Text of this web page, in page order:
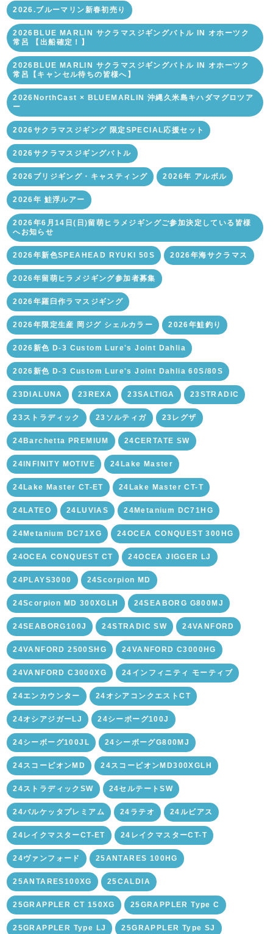
2026.ブルーマリン新春初売り
2026BLUE MARLIN サクラマスジギングバトル IN オホーツク
常呂 【出船確定！】
2026BLUE MARLIN サクラマスジギングバトル IN オホーツク
常呂【キャンセル待ちの皆様へ】
2026NorthCast × BLUEMARLIN 沖縄久米島キハダマグロツア
ー
2026サクラマスジギング 限定SPECIAL応援セット
2026サクラマスジギングバトル
2026ブリジギング・キャスティング 2026年 アルボル
2026年 鮭浮ルアー
2026年6月14日(日)留萌ヒラメジギングご参加決定している皆様
へお知らせ
2026年新色SPEAHEAD RYUKI 50S 2026年海サクラマス
2026年留萌ヒラメジギング参加者募集
2026年羅臼作ラマスジギング
2026年限定生産 岡ジグ シェルカラー 2026年鮭釣り
2026新色 D-3 Custom Lure's Joint Dahlia
2026新色 D-3 Custom Lure's Joint Dahlia 60S/80S
23DIALUNA 23REXA 23SALTIGA 23STRADIC
23ストラディック 23ソルティガ 23レグザ
24Barchetta PREMIUM 24CERTATE SW
24INFINITY MOTIVE 24Lake Master
24Lake Master CT-ET 24Lake Master CT-T
24LATEO 24LUVIAS 24Metanium DC71HG
24Metanium DC71XG 24OCEA CONQUEST 300HG
24OCEA CONQUEST CT 24OCEA JIGGER LJ
24PLAYS3000 24Scorpion MD
24Scorpion MD 300XGLH 24SEABORG G800MJ
24SEABORG100J 24STRADIC SW 24VANFORD
24VANFORD 2500SHG 24VANFORD C3000HG
24VANFORD C3000XG 24インフィニティ モーティブ
24エンカウンター 24オシアコンクエストCT
24オシアジガーLJ 24シーボーグ100J
24シーボーグ100JL 24シーボーグG800MJ
24スコーピオンMD 24スコーピオンMD300XGLH
24ストラディックSW 24セルテートSW
24バルケッタプレミアム 24ラテオ 24ルビアス
24レイクマスターCT-ET 24レイクマスターCT-T
24ヴァンフォード 25ANTARES 100HG
25ANTARES100XG 25CALDIA
25GRAPPLER CT 150XG 25GRAPPLER Type C
25GRAPPLER Type LJ 25GRAPPLER Type SJ